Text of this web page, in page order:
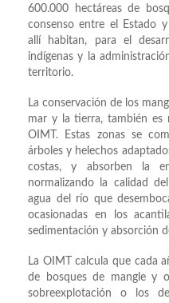
600.000 hectáreas de
consenso entre el Estado
allí habitan, para el
indígenas y la
territorio.
La conservación de los
mar y la tierra, también es
OIMT. Estas zonas se
árboles y helechos
costas, y absorben la
normalizando la calidad
agua del río que
ocasionadas en los
sedimentación y absorción
La OIMT calcula que cada
de bosques de mangle y
sobreexplotación o los